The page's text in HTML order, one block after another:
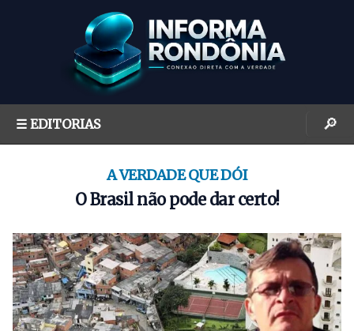
☰ EDITORIAS 🔎
A VERDADE QUE DÓI
O Brasil não pode dar certo!